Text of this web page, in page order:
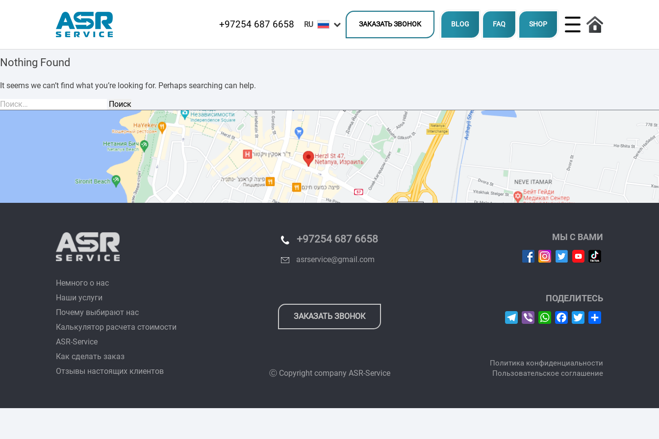
+97254 687 6658 ЗАКАЗАТЬ ЗВОНОК BLOG FAQ SHOP
Nothing Found
It seems we can’t find what you’re looking for. Perhaps searching can help.
Найти:
Немного о нас
Наши услуги
Почему выбирают нас
Калькулятор расчета стоимости
ASR-Service
Как сделать заказ
Отзывы настоящих клиентов
+97254 687 6658
asrservice@gmail.com
ЗАКАЗАТЬ ЗВОНОК
Ⓒ Copyright company ASR-Service
МЫ С ВАМИ
ПОДЕЛИТЕСЬ
Telegram
Viber WhatsAppFacebook
Twitter
Политика конфиденциальности
Пользовательское соглашение